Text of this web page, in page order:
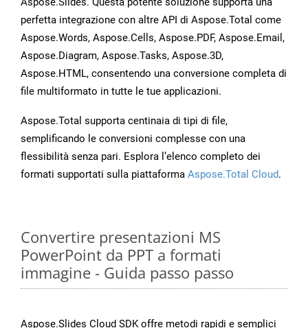
perfetta integrazione con altre API di Aspose.Total come
Aspose.Words, Aspose.Cells, Aspose.PDF, Aspose.Email,
Aspose.Diagram, Aspose.Tasks, Aspose.3D,
Aspose.HTML, consentendo una conversione completa di
file multiformato in tutte le tue applicazioni.
Aspose.Total supporta centinaia di tipi di file,
semplificando le conversioni complesse con una
flessibilità senza pari. Esplora l’elenco completo dei
formati supportati sulla piattaforma Aspose.Total Cloud.
Convertire presentazioni MS
PowerPoint da PPT a formati
immagine - Guida passo passo
Aspose.Slides Cloud SDK offre metodi rapidi e semplici